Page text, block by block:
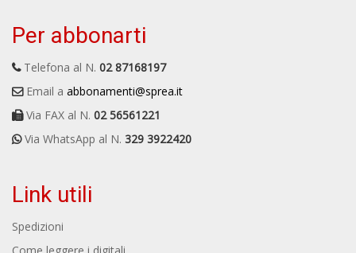
Per abbonarti
Telefona al N. 02 87168197
Email a abbonamenti@sprea.it
Via FAX al N. 02 56561221
Via WhatsApp al N. 329 3922420
Link utili
Spedizioni